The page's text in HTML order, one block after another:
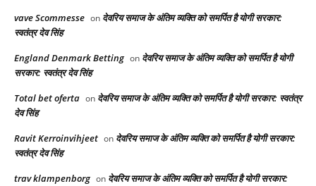
vave Scommesse on देवरिय समाज के अंतिम व्यक्ति को समर्पित है योगी सरकार:
स्वतंत्र देव सिंह
England Denmark Betting on देवरिय समाज के अंतिम व्यक्ति को समर्पित है योगी
सरकार: स्वतंत्र देव सिंह
Total bet oferta on देवरिय समाज के अंतिम व्यक्ति को समर्पित है योगी सरकार: स्वतंत्र
देव सिंह
Ravit Kerroinvihjeet on देवरिय समाज के अंतिम व्यक्ति को समर्पित है योगी सरकार:
स्वतंत्र देव सिंह
trav klampenborg on देवरिय समाज के अंतिम व्यक्ति को समर्पित है योगी सरकार: